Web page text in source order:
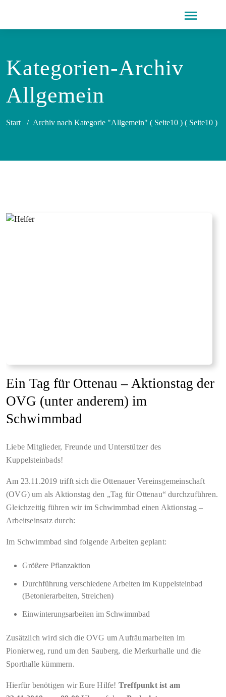
Kategorien-Archiv
Allgemein
Start / Archiv nach Kategorie "Allgemein" ( Seite10 ) ( Seite10 )
Ein Tag für Ottenau – Aktionstag der
OVG (unter anderem) im
Schwimmbad
Liebe Mitglieder, Freunde und Unterstützer des
Kuppelsteinbads!
Am 23.11.2019 trifft sich die Ottenauer Vereinsgemeinschaft
(OVG) um als Aktionstag den „Tag für Ottenau“ durchzuführen.
Gleichzeitig führen wir im Schwimmbad einen Aktionstag –
Arbeitseinsatz durch:
Im Schwimmbad sind folgende Arbeiten geplant:
Größere Pflanzaktion
Durchführung verschiedene Arbeiten im Kuppelsteinbad
(Betonierarbeiten, Streichen)
Einwinterungsarbeiten im Schwimmbad
Zusätzlich wird sich die OVG um Aufräumarbeiten im
Pionierweg, rund um den Sauberg, die Merkurhalle und die
Sporthalle kümmern.
Hierfür benötigen wir Eure Hilfe! Treffpunkt ist am